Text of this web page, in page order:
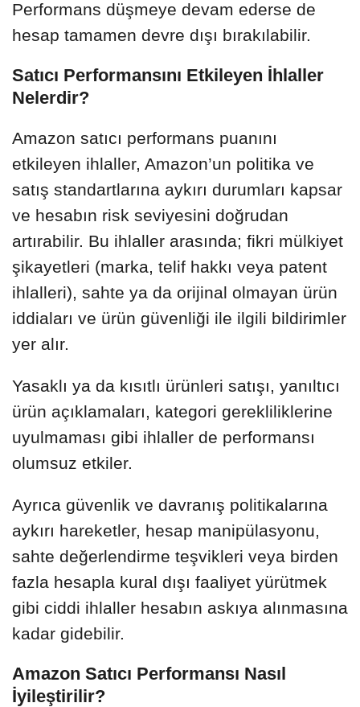
Performans düşmeye devam ederse de
hesap tamamen devre dışı bırakılabilir.
Satıcı Performansını Etkileyen İhlaller
Nelerdir?
Amazon satıcı performans puanını
etkileyen ihlaller, Amazon’un politika ve
satış standartlarına aykırı durumları kapsar
ve hesabın risk seviyesini doğrudan
artırabilir. Bu ihlaller arasında; fikri mülkiyet
şikayetleri (marka, telif hakkı veya patent
ihlalleri), sahte ya da orijinal olmayan ürün
iddiaları ve ürün güvenliği ile ilgili bildirimler
yer alır.
Yasaklı ya da kısıtlı ürünleri satışı, yanıltıcı
ürün açıklamaları, kategori gerekliliklerine
uyulmaması gibi ihlaller de performansı
olumsuz etkiler.
Ayrıca güvenlik ve davranış politikalarına
aykırı hareketler, hesap manipülasyonu,
sahte değerlendirme teşvikleri veya birden
fazla hesapla kural dışı faaliyet yürütmek
gibi ciddi ihlaller hesabın askıya alınmasına
kadar gidebilir.
Amazon Satıcı Performansı Nasıl
İyileştirilir?